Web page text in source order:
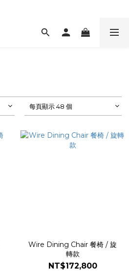
每頁顯示 48 個
Wire Dining Chair 餐椅 / 旋
轉款
NT$172,800